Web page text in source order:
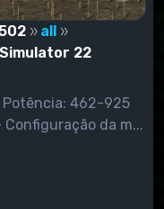
all
22
462-925
da m...